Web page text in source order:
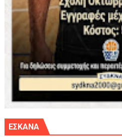
ΕΣΚΑΝΑ